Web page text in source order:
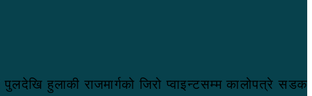
हुलाकी राजमार्गको जिरो प्वाइन्टसम्म कालोपत्रे सडक